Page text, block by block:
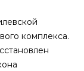
комплекса.